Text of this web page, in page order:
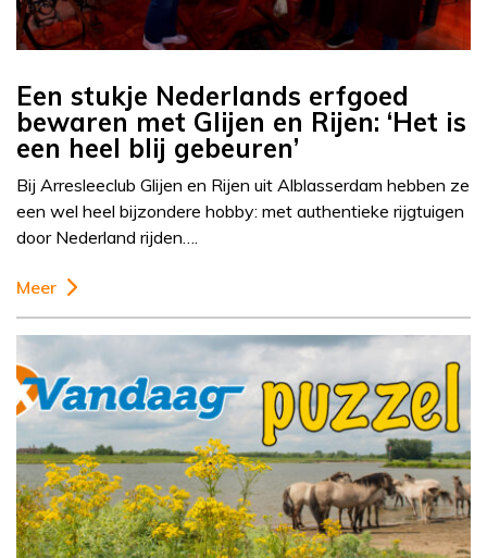
Een stukje Nederlands erfgoed
bewaren met Glijen en Rijen: ‘Het is
een heel blij gebeuren’
Bij Arresleeclub Glijen en Rijen uit Alblasserdam hebben ze
een wel heel bijzondere hobby: met authentieke rijgtuigen
door Nederland rijden….
Meer